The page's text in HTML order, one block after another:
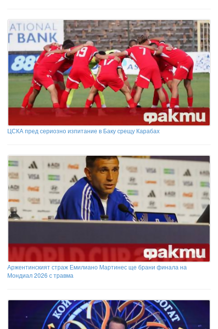
ЦСКА пред сериозно изпитание в Баку срещу Карабах
Аржентинският страж Емилиано Мартинес ще брани финала на
Мондиал 2026 с травма